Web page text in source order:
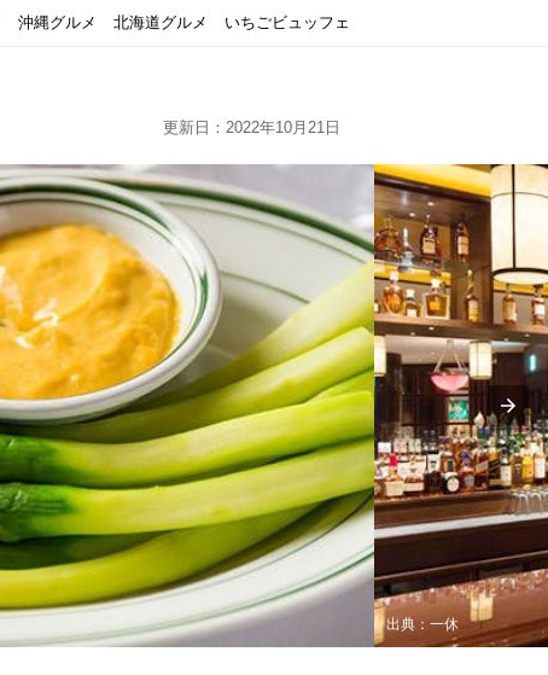
沖縄グルメ 北海道グルメ いちごビュッフェ
更新日：2022年10月21日
出典：一休